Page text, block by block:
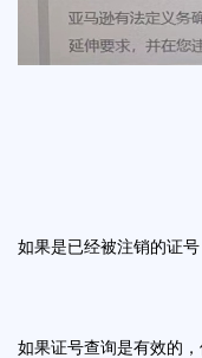
如果是已经被注销的证
如果证号查询是有效的